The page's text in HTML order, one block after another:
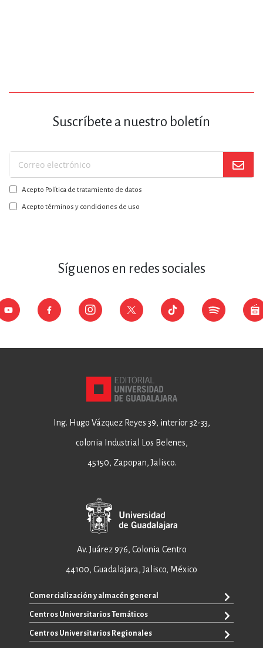
Suscríbete a nuestro boletín
Suscríbase
a
nuestro
boletín:
Acepto Política de tratamiento de datos
Acepto términos y condiciones de uso
Síguenos en redes sociales
Ing. Hugo Vázquez Reyes 39, interior 32-33,
colonia Industrial Los Belenes,
45150, Zapopan, Jalisco.
Av. Juárez 976, Colonia Centro
44100, Guadalajara, Jalisco, México
Comercialización y almacén general
+52 33 3640 6326
+52 33 3640 4595
Centros Universitarios Temáticos
CUAAD
Centros Universitarios Regionales